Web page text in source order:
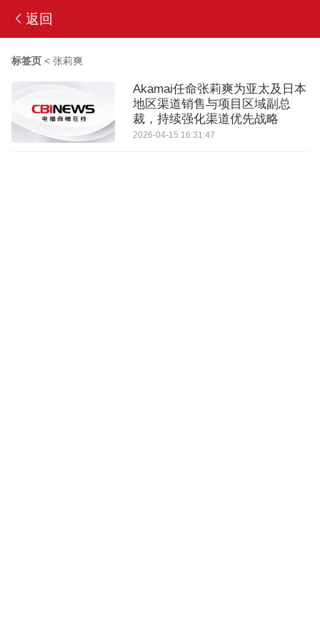
返回
标签页< 张莉爽
Akamai任命张莉爽为亚太及日本
地区渠道销售与项目区域副总
裁，持续强化渠道优先战略
2026-04-15 16:31:47